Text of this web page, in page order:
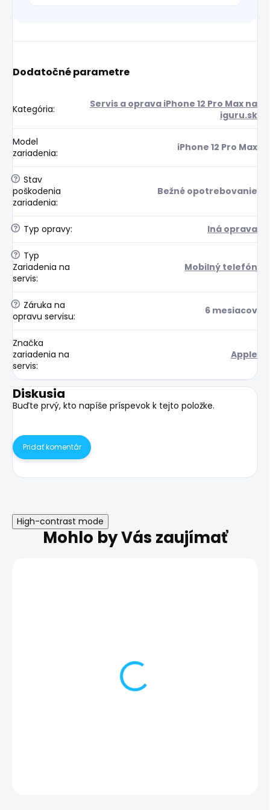
Dodatočné parametre
Kategória:
Servis a oprava iPhone 12 Pro Max na
iguru.sk
Model
zariadenia: iPhone 12 Pro Max
? Stav
poškodenia
zariadenia:
Bežné opotrebovanie
? Typ opravy: Iná oprava
? Typ
Zariadenia na
servis:
Mobilný telefón
? Záruka na
opravu servisu: 6 mesiacov
Značka
zariadenia na
servis:
Apple
Diskusia
Buďte prvý, kto napíše príspevok k tejto položke.
Pridať komentár
High-contrast mode
Mohlo by Vás zaujímať
Nefunkčné face ID |